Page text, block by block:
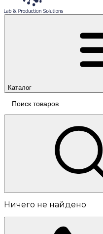
Каталог
Ничего не найдено